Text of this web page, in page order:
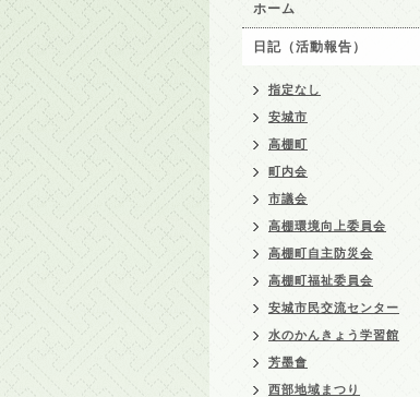
ホーム
日記（活動報告）
指定なし
安城市
高棚町
町内会
市議会
高棚環境向上委員会
高棚町自主防災会
高棚町福祉委員会
安城市民交流センター
水のかんきょう学習館
芳墨會
西部地域まつり